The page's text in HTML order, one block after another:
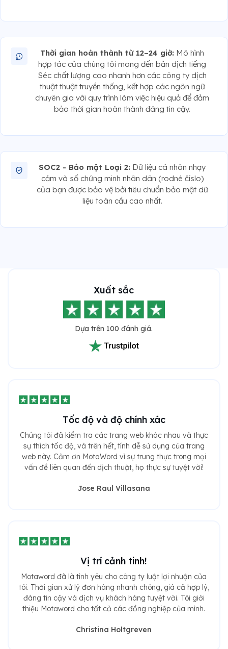
Thời gian hoàn thành từ 12–24 giờ: Mô hình
hợp tác của chúng tôi mang đến bản dịch tiếng
Séc chất lượng cao nhanh hơn các công ty dịch
thuật thuật truyền thống, kết hợp các ngôn ngữ
chuyên gia với quy trình làm việc hiệu quả để đảm
bảo thời gian hoàn thành đáng tin cậy.
SOC2 - Bảo mật Loại 2: Dữ liệu cá nhân nhạy
cảm và số chứng minh nhân dân (rodné číslo)
của bạn được bảo vệ bởi tiêu chuẩn bảo mật dữ
liệu toàn cầu cao nhất.
Xuất sắc
Dựa trên 100 đánh giá.
Tốc độ và độ chính xác
Chúng tôi đã kiểm tra các trang web khác nhau và thực
sự thích tốc độ, và trên hết, tính dễ sử dụng của trang
web này. Cảm ơn MotaWord vì sự trung thực trong mọi
vấn đề liên quan đến dịch thuật, họ thực sự tuyệt vời!
Jose Raul Villasana
Vị trí cảnh tinh!
Motaword đã là tình yêu cho công ty luật lợi nhuận của
tôi. Thời gian xử lý đơn hàng nhanh chóng, giá cả hợp lý,
đáng tin cậy và dịch vụ khách hàng tuyệt vời. Tôi giới
thiệu Motaword cho tất cả các đồng nghiệp của mình.
Christina Holtgreven